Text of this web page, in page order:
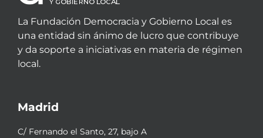
La Fundación Democracia y Gobierno Local es
una entidad sin ánimo de lucro que contribuye
y da soporte a iniciativas en materia de régimen
local.
Madrid
C/ Fernando el Santo, 27, bajo A